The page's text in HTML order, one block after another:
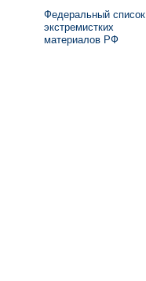
Федеральный список
экстремистких
материалов РФ